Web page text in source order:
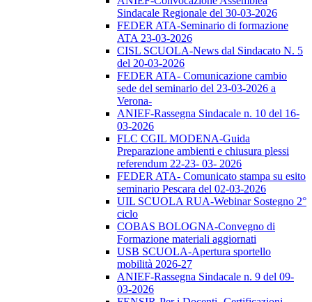
Sindacale Regionale del 30-03-2026
FEDER ATA-Seminario di formazione
ATA 23-03-2026
CISL SCUOLA-News dal Sindacato N. 5
del 20-03-2026
FEDER ATA- Comunicazione cambio
sede del seminario del 23-03-2026 a
Verona-
ANIEF-Rassegna Sindacale n. 10 del 16-
03-2026
FLC CGIL MODENA-Guida
Preparazione ambienti e chiusura plessi
referendum 22-23- 03- 2026
FEDER ATA- Comunicato stampa su esito
seminario Pescara del 02-03-2026
UIL SCUOLA RUA-Webinar Sostegno 2°
ciclo
COBAS BOLOGNA-Convegno di
Formazione materiali aggiornati
USB SCUOLA-Apertura sportello
mobilità 2026-27
ANIEF-Rassegna Sindacale n. 9 del 09-
03-2026